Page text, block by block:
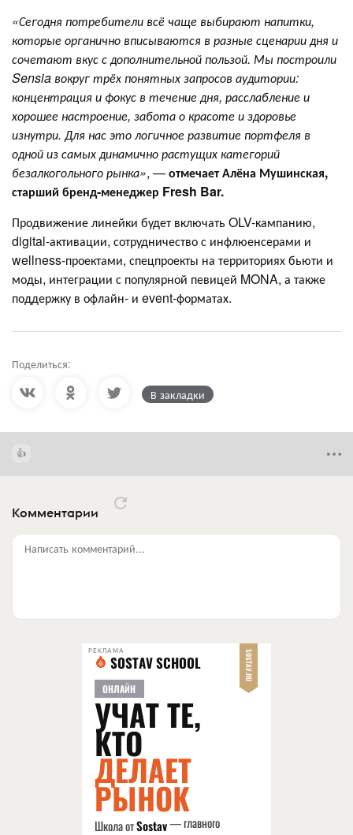
«Сегодня потребители всё чаще выбирают напитки,
которые органично вписываются в разные сценарии дня и
сочетают вкус с дополнительной пользой. Мы построили
Sensia вокруг трёх понятных запросов аудитории:
концентрация и фокус в течение дня, расслабление и
хорошее настроение, забота о красоте и здоровье
изнутри. Для нас это логичное развитие портфеля в
одной из самых динамично растущих категорий
безалкогольного рынка», —отмечает Алёна Мушинская,
старший бренд-менеджер Fresh Bar.
Продвижение линейки будет включать OLV-кампанию,
digital-активации, сотрудничество с инфлюенсерами и
wellness-проектами, спецпроекты на территориях бьюти и
моды, интеграции с популярной певицей MONA, а также
поддержку в офлайн- и event-форматах.
Поделиться:
В закладки
Комментарии
Написать комментарий...
РЕКЛАМА